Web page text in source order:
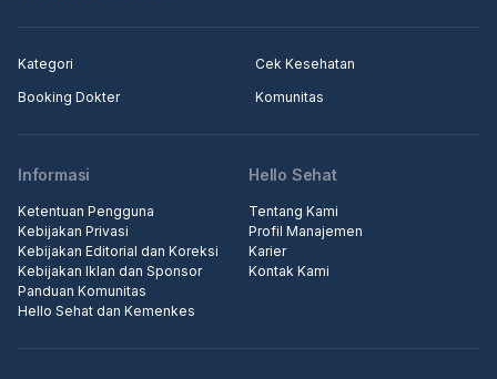
Kategori
Cek Kesehatan
Booking Dokter
Komunitas
Informasi
Ketentuan Pengguna
Kebijakan Privasi
Kebijakan Editorial dan Koreksi
Kebijakan Iklan dan Sponsor
Panduan Komunitas
Hello Sehat dan Kemenkes
Hello Sehat
Tentang Kami
Profil Manajemen
Karier
Kontak Kami